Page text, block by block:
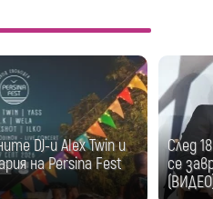
DJ-и Alex Twin и
на Persina Fest
След
се